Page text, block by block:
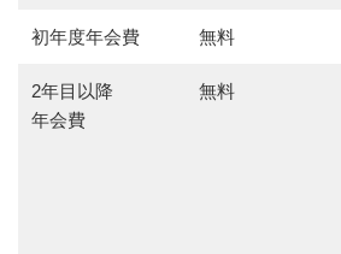
初年度年会費 無料
2年目以降
年会費
無料